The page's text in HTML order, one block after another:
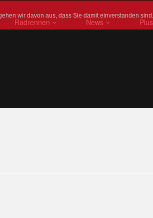
wir davon aus, dass Sie damit einverstanden sind.
Radrennen News Plus